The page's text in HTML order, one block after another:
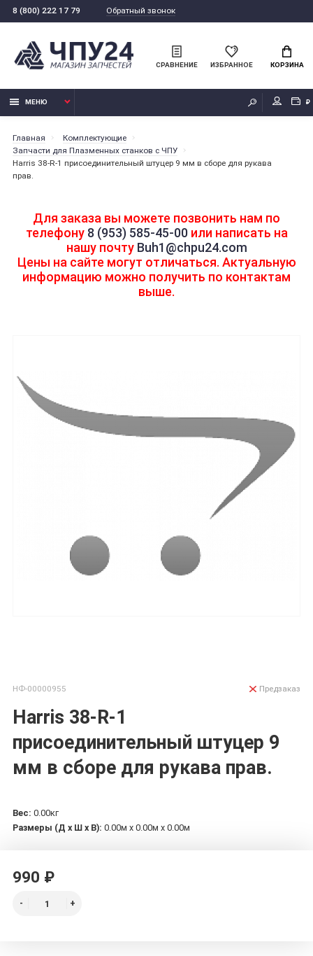
8 (800) 222 17 79 Обратный звонок
СРАВНЕНИЕ ИЗБРАННОЕ КОРЗИНА
МЕНЮ ₽
Главная
Комплектующие
Запчасти для Плазменных станков с ЧПУ
Harris 38-R-1 присоединительный штуцер 9 мм в сборе для рукава
прав.
Для заказа вы можете позвонить нам по
телефону 8 (953) 585-45-00или написать на
нашу почту Buh1@chpu24.com
Цены на сайте могут отличаться. Актуальную
информацию можно получить по контактам
выше.
НФ-00000955
Harris 38-R-1
присоединительный штуцер 9
мм в сборе для рукава прав.
Предзаказ
Вес: 0.00кг
Размеры (Д х Ш х В): 0.00м x 0.00м x 0.00м
990 ₽